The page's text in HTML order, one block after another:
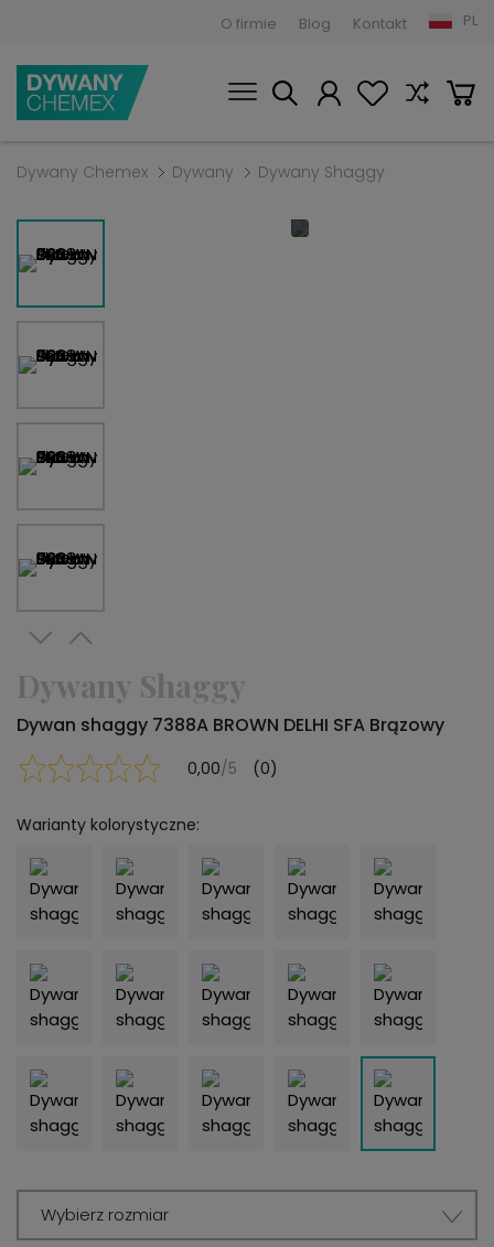
O firmie Blog Kontakt PL
Dywany Chemex Dywany Dywany Shaggy
Dywany Shaggy
Dywan shaggy 7388A BROWN DELHI SFA Brązowy
0,00/5 (0)
Warianty kolorystyczne:
Wybierz rozmiar